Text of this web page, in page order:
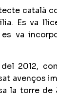
català
Es va
va
2012,
avenços
la torre